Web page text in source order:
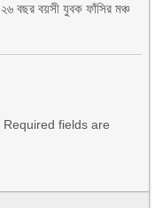
২৬ বছর বয়সী যুবক ফাঁসির মঞ্চ
fields are